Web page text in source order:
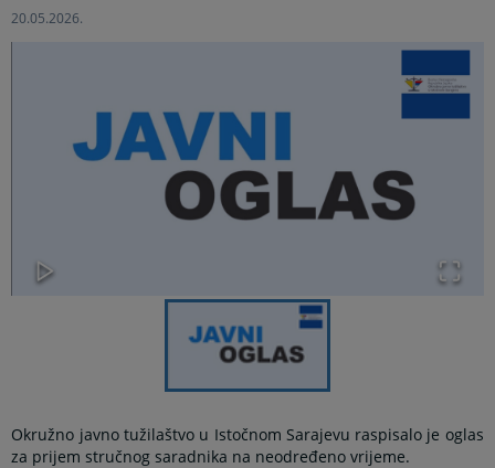
20.05.2026.
Okružno javno tužilaštvo u Istočnom Sarajevu raspisalo je oglas
za prijem stručnog saradnika na neodređeno vrijeme.